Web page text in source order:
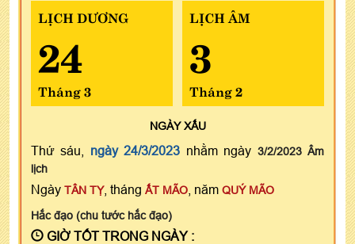
LỊCH DƯƠNG
24
Tháng 3
LỊCH ÂM
3
Tháng 2
NGÀYXẤU
Thứ sáu, ngày 24/3/2023 nhằm ngày 3/2/2023 Âm
lịch
Ngày TÂN TỴ, tháng ẤT MÃO , năm QUÝ MÃO
Hắc đạo (chu tước hắc đạo)
GIỜ TỐT TRONG NGÀY :